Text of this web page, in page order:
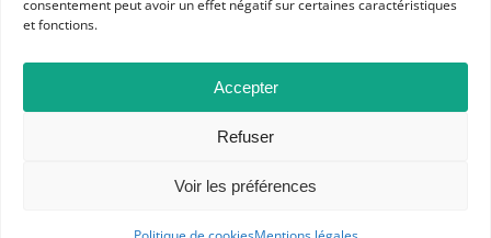
consentement peut avoir un effet négatif sur certaines caractéristiques
et fonctions.
Accepter
Refuser
Voir les préférences
APHG
Association des professeurs d'histoire et géographie
BP 6541 – 75065 Paris Cedex 02